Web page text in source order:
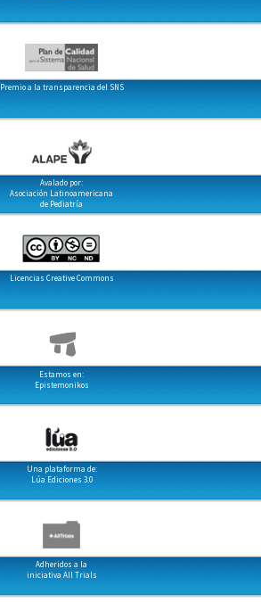
Premio a la transparencia del SNS
Avalado por:
Asociación Latinoamericana
de Pediatría
Licencias Creative Commons
Estamos en:
Epistemonikos
Una plataforma de:
Lúa Ediciones 3.0
Adheridos a la
iniciativa All Trials